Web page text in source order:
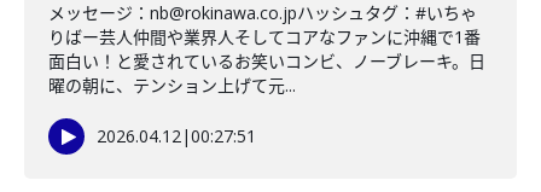
メッセージ：nb@rokinawa.co.jpハッシュタグ：#いちゃ
りばー芸人仲間や業界人そしてコアなファンに沖縄で1番
面白い！と愛されているお笑いコンビ、ノーブレーキ。日
曜の朝に、テンション上げて元...
2026.04.12|00:27:51